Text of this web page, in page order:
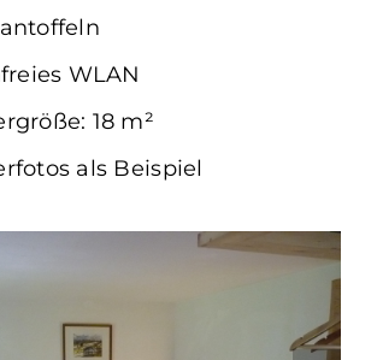
WLAN
18 m²
als Beispiel